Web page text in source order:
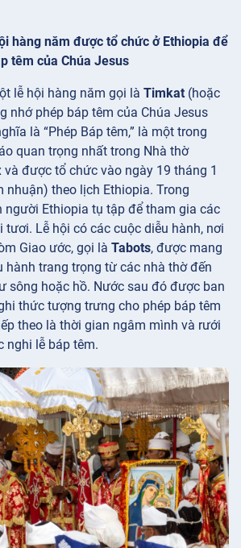
hàng năm được tổ chức ở Ethiopia để
têm của Chúa Jesus
lễ hội hàng năm gọi là Timkat (hoặc
nhớ phép báp têm của Chúa Jesus
là “Phép Báp têm,” là một trong
quan trọng nhất trong Nhà thờ
và được tổ chức vào ngày 19 tháng 1
nhuận) theo lịch Ethiopia. Trong
người Ethiopia tụ tập để tham gia các
tươi. Lễ hội có các cuộc diễu hành, nơi
Giao ước, gọi là Tabots, được mang
hành trang trọng từ các nhà thờ đến
sông hoặc hồ. Nước sau đó được ban
thức tượng trưng cho phép báp têm
theo là thời gian ngâm mình và rưới
nghi lễ báp têm.